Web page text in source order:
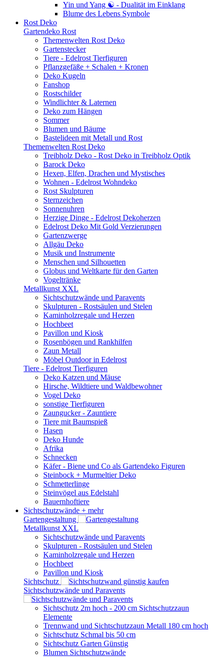
Yin und Yang ☯ - Dualität im Einklang
Blume des Lebens Symbole
Rost Deko
Gartendeko Rost
Themenwelten Rost Deko
Gartenstecker
Tiere - Edelrost Tierfiguren
Pflanzgefäße + Schalen + Kronen
Deko Kugeln
Fanshop
Rostschilder
Windlichter & Laternen
Deko zum Hängen
Sommer
Blumen und Bäume
Bastelideen mit Metall und Rost
Themenwelten Rost Deko
Treibholz Deko - Rost Deko in Treibholz Optik
Barock Deko
Hexen, Elfen, Drachen und Mystisches
Wohnen - Edelrost Wohndeko
Rost Skulpturen
Sternzeichen
Sonnenuhren
Herzige Dinge - Edelrost Dekoherzen
Edelrost Deko Mit Gold Verzierungen
Gartenzwerge
Allgäu Deko
Musik und Instrumente
Menschen und Silhouetten
Globus und Weltkarte für den Garten
Vogeltränke
Metallkunst XXL
Sichtschutzwände und Paravents
Skulpturen - Rostsäulen und Stelen
Kaminholzregale und Herzen
Hochbeet
Pavillon und Kiosk
Rosenbögen und Rankhilfen
Zaun Metall
Möbel Outdoor in Edelrost
Tiere - Edelrost Tierfiguren
Deko Katzen und Mäuse
Hirsche, Wildtiere und Waldbewohner
Vogel Deko
sonstige Tierfiguren
Zaungucker - Zauntiere
Tiere mit Baumspieß
Hasen
Deko Hunde
Afrika
Schnecken
Käfer - Biene und Co als Gartendeko Figuren
Steinbock + Murmeltier Deko
Schmetterlinge
Steinvögel aus Edelstahl
Bauernhoftiere
Sichtschutzwände + mehr
Gartengestaltung
Metallkunst XXL
Sichtschutzwände und Paravents
Skulpturen - Rostsäulen und Stelen
Kaminholzregale und Herzen
Hochbeet
Pavillon und Kiosk
Sichtschutz
Sichtschutzwände und Paravents
Sichtschutz 2m hoch - 200 cm Sichtschutzzaun
Elemente
Trennwand und Sichtschutzzaun Metall 180 cm hoch
Sichtschutz Schmal bis 50 cm
Sichtschutz Garten Günstig
Blumen Sichtschutzwände